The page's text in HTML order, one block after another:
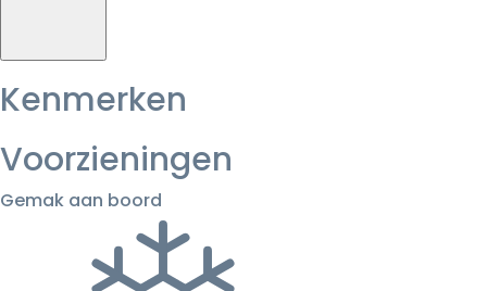
Kenmerken
Voorzieningen
Gemak aan boord